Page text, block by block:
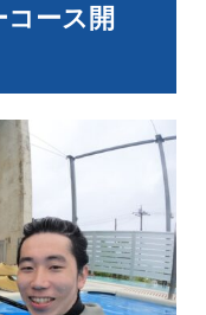
ース開